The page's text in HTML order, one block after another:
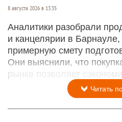
8 августа 2026 в 13:35
Аналитики разобрали
и канцелярии в
примерную смету
Они выяснили, что
рынке позволяет
Читать